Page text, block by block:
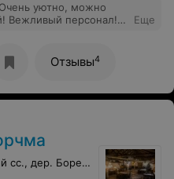
уютно, можно
Вежливый персонал!
Еще
Отзывы4
Гомельский р-н, Терешковичский сс., дер. Борец, 22